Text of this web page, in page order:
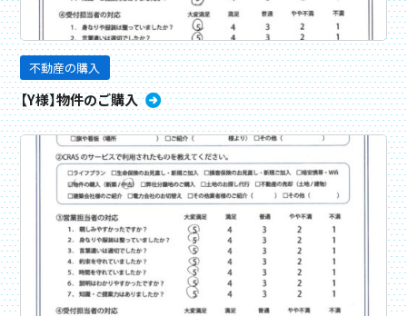
不動産の購入
【Y様】物件のご購入